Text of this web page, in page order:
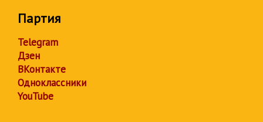
Партия
Telegram
Дзен
ВКонтакте
Одноклассники
YouTube